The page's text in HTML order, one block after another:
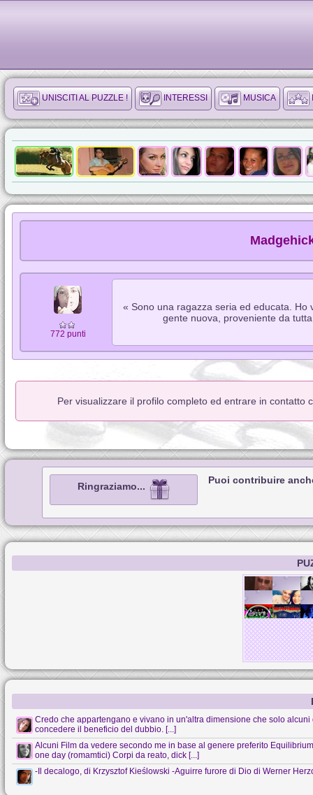
UNISCITI AL PUZZLE ! INTERESSI MUSICA
772 punti
« Sono una ragazza seria ed educata. Ho
gente nuova, proveniente da
Per visualizzare il profilo completo ed entrare in contatto
Ringraziamo...
Puoi contribuire
Credo che appartengano e vivano in un'altra dimensione che solo
concedere il beneficio del dubbio. [...]
Alcuni Film da vedere secondo me in base al genere preferito
one day (romamtici) Corpi da reato, dick [...]
-Il decalogo, di Krzysztof Kieślowski -Aguirre furore di Dio di Werner